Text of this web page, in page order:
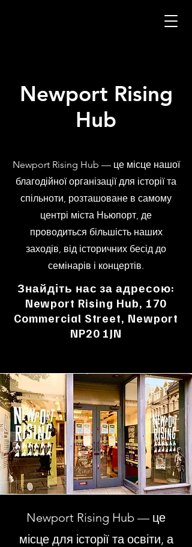
Newport Rising
Hub
Newport Rising Hub — це місце нашої
благодійної організації для історії та
спільноти, розташоване в самому
центрі міста Ньюпорт, де
проводиться більшість наших
заходів, від історичних бесід до
семінарів і концертів.
Знайдіть нас за адресою:
Newport Rising Hub, 170
Commercial Street, Newport
NP20 1JN
Newport Rising Hub — це
місце для історії та освіти, а